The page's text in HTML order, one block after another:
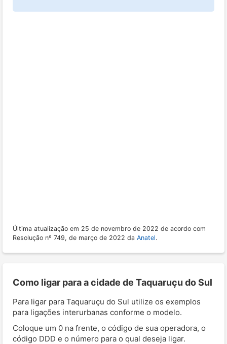
Última atualização em 25 de novembro de 2022 de acordo com
Resolução nº 749, de março de 2022 da Anatel.
Como ligar para a cidade de Taquaruçu do Sul
Para ligar para Taquaruçu do Sul utilize os exemplos
para ligações interurbanas conforme o modelo.
Coloque um 0 na frente, o código de sua operadora, o
código DDD e o número para o qual deseja ligar.